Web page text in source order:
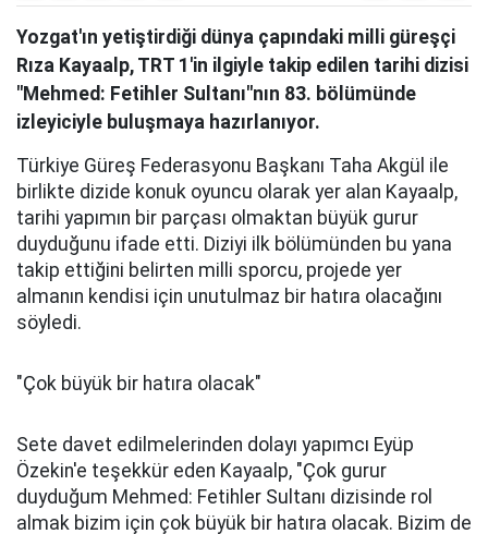
Yozgat'ın yetiştirdiği dünya çapındaki milli güreşçi
Rıza Kayaalp, TRT 1'in ilgiyle takip edilen tarihi dizisi
"Mehmed: Fetihler Sultanı"nın 83. bölümünde
izleyiciyle buluşmaya hazırlanıyor.
Türkiye Güreş Federasyonu Başkanı Taha Akgül ile
birlikte dizide konuk oyuncu olarak yer alan Kayaalp,
tarihi yapımın bir parçası olmaktan büyük gurur
duyduğunu ifade etti. Diziyi ilk bölümünden bu yana
takip ettiğini belirten milli sporcu, projede yer
almanın kendisi için unutulmaz bir hatıra olacağını
söyledi.
"Çok büyük bir hatıra olacak"
Sete davet edilmelerinden dolayı yapımcı Eyüp
Özekin'e teşekkür eden Kayaalp, "Çok gurur
duyduğum Mehmed: Fetihler Sultanı dizisinde rol
almak bizim için çok büyük bir hatıra olacak. Bizim de